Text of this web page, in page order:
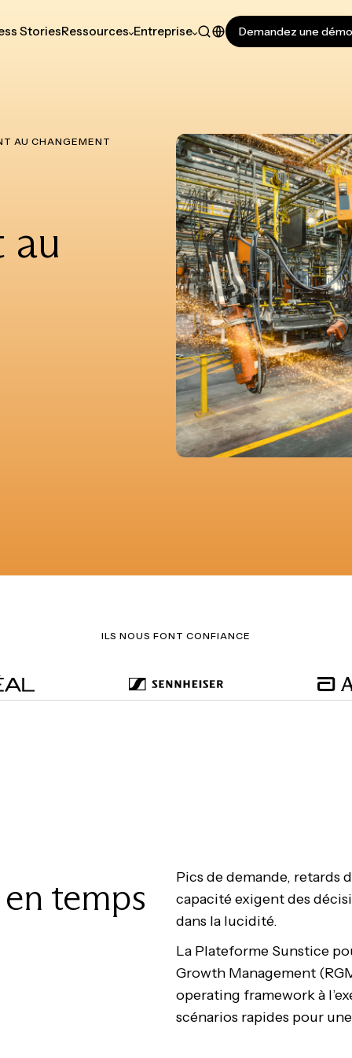
StoriesRessources Entreprise Demandez une démo
AU CHANGEMENT
ILS NOUS FONT CONFIANCE
temps
Pics de demande, retards
capacité exigent des
dans la lucidité.
La Plateforme Sunstice
Growth Management
operating framework à
scénarios rapides pour